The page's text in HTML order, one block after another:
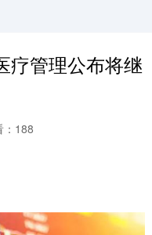
疗管理公布将继
：188